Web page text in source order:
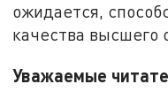
ожидается,
качества высшего
Уважаемые